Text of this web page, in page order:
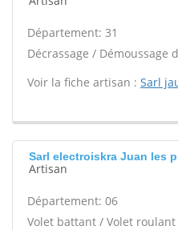
Département: 31
Décrassage / Démoussage
Voir la fiche artisan : Sarl
Sarl electroiskra Juan les
Artisan
Département: 06
Volet battant / Volet